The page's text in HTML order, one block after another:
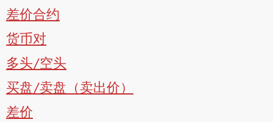
差价合约
货币对
多头/空头
买盘/卖盘（卖出价）
差价